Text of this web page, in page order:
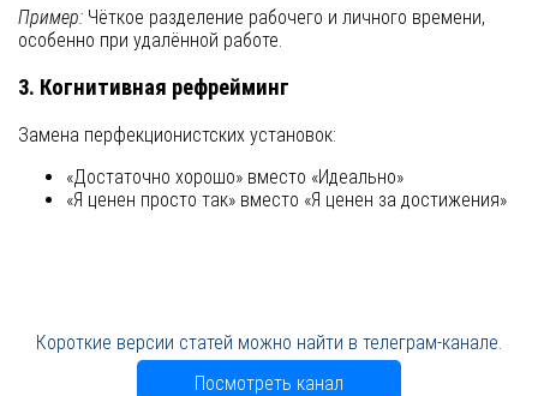
Пример: Чёткое разделение рабочего и личного времени,
особенно при удалённой работе.
3. Когнитивная рефрейминг
Замена перфекционистских установок:
«Достаточно хорошо» вместо «Идеально»
«Я ценен просто так» вместо «Я ценен за достижения»
Короткие версии статей можно найти в телеграм-канале.
Посмотреть канал